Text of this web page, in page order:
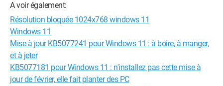
A voir également:
Résolution bloquée 1024x768 windows 11
Windows 11
Mise à jour KB5077241 pour Windows 11 : à boire, à manger,
et à jeter
KB5077181 pour Windows 11 : n'installez pas cette mise à
jour de février, elle fait planter des PC